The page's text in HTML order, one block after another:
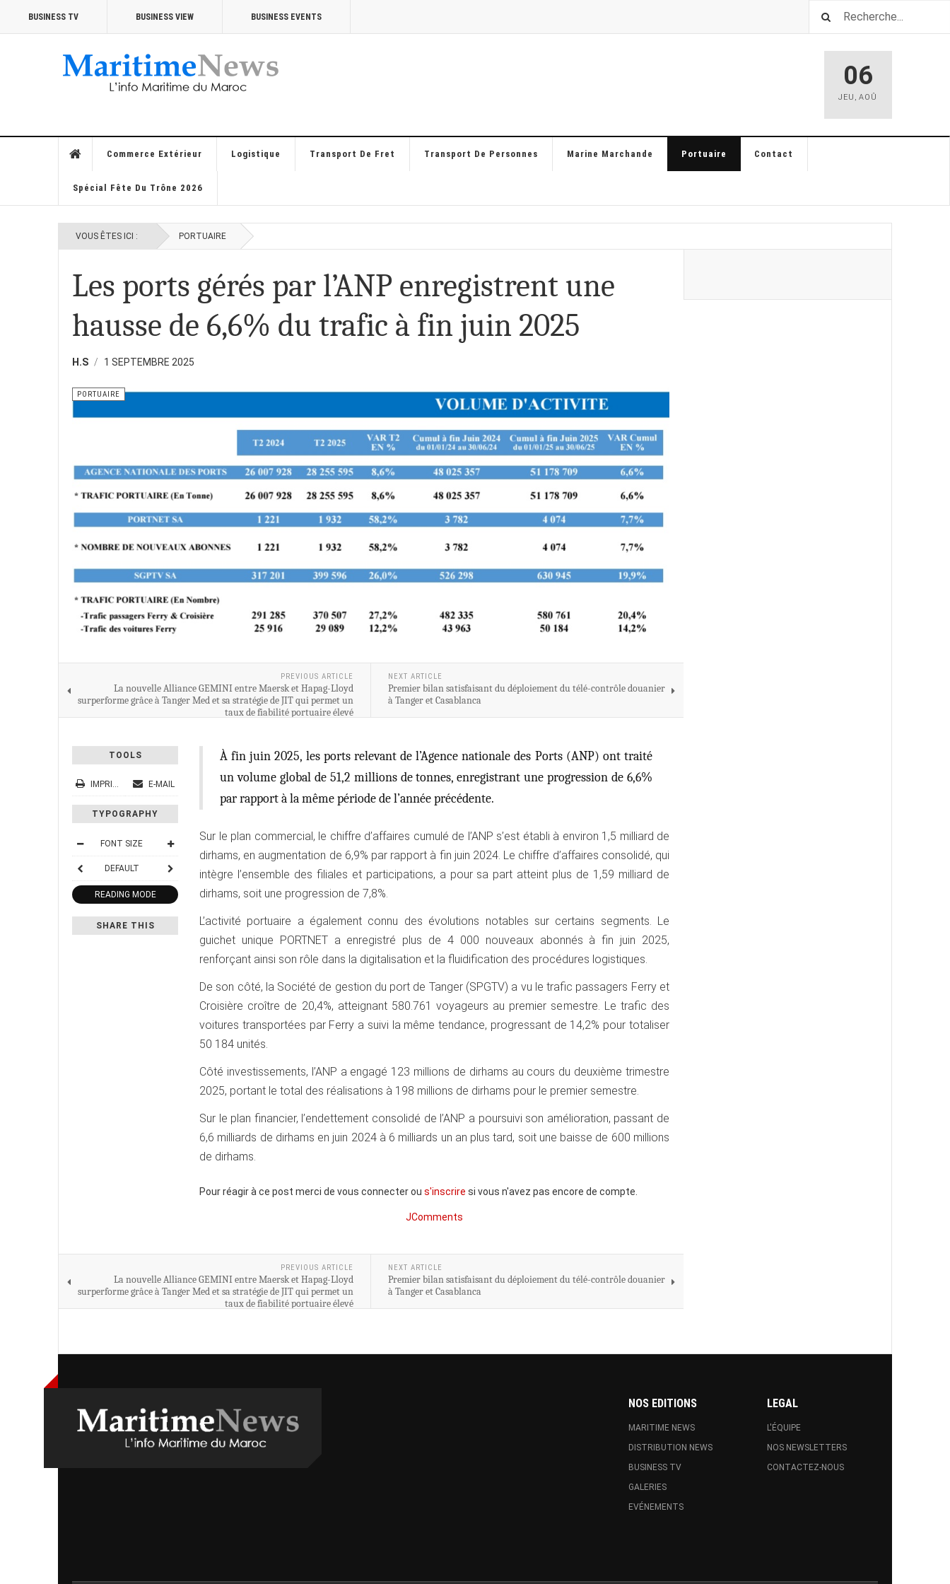
BUSINESS TV BUSINESS VIEW BUSINESS EVENTS
06
JEU ,AOÛ
Commerce Extérieur Logistique Transport De Fret Transport De Personnes Marine Marchande Portuaire Contact
Spécial Fête Du Trône 2026
VOUS ÊTES ICI : PORTUAIRE
Les ports gérés par l’ANP enregistrent une
hausse de 6,6% du trafic à fin juin 2025
H.S 1 SEPTEMBRE 2025
PORTUAIRE
PREVIOUS ARTICLE
La nouvelle Alliance GEMINI entre Maersk et Hapag-Lloyd
surperforme grâce à Tanger Med et sa stratégie de JIT qui permet un
taux de fiabilité portuaire élevé
NEXT ARTICLE
Premier bilan satisfaisant du déploiement du télé-contrôle douanier
à Tanger et Casablanca
TOOLS
IMPRIMER E-MAIL
TYPOGRAPHY
FONT SIZE
DEFAULT
READING MODE
SHARE THIS
À fin juin 2025, les ports relevant de l’Agence nationale des Ports (ANP) ont traité
un volume global de 51,2 millions de tonnes, enregistrant une progression de 6,6%
par rapport à la même période de l’année précédente.
Sur le plan commercial, le chiffre d’affaires cumulé de l’ANP s’est établi à environ 1,5 milliard de
dirhams, en augmentation de 6,9% par rapport à fin juin 2024. Le chiffre d’affaires consolidé, qui
intègre l’ensemble des filiales et participations, a pour sa part atteint plus de 1,59 milliard de
dirhams, soit une progression de 7,8%.
L’activité portuaire a également connu des évolutions notables sur certains segments. Le
guichet unique PORTNET a enregistré plus de 4 000 nouveaux abonnés à fin juin 2025,
renforçant ainsi son rôle dans la digitalisation et la fluidification des procédures logistiques.
De son côté, la Société de gestion du port de Tanger (SPGTV) a vu le trafic passagers Ferry et
Croisière croître de 20,4%, atteignant 580.761 voyageurs au premier semestre. Le trafic des
voitures transportées par Ferry a suivi la même tendance, progressant de 14,2% pour totaliser
50 184 unités.
Côté investissements, l’ANP a engagé 123 millions de dirhams au cours du deuxième trimestre
2025, portant le total des réalisations à 198 millions de dirhams pour le premier semestre.
Sur le plan financier, l’endettement consolidé de l’ANP a poursuivi son amélioration, passant de
6,6 milliards de dirhams en juin 2024 à 6 milliards un an plus tard, soit une baisse de 600 millions
de dirhams.
Pour réagir à ce post merci de vous connecter ou s'inscrire si vous n'avez pas encore de compte.
JComments
PREVIOUS ARTICLE
La nouvelle Alliance GEMINI entre Maersk et Hapag-Lloyd
surperforme grâce à Tanger Med et sa stratégie de JIT qui permet un
taux de fiabilité portuaire élevé
NEXT ARTICLE
Premier bilan satisfaisant du déploiement du télé-contrôle douanier
à Tanger et Casablanca
NOS EDITIONS
MARITIME NEWS
DISTRIBUTION NEWS
BUSINESS TV
GALERIES
EVÉNEMENTS
LEGAL
L'ÉQUIPE
NOS NEWSLETTERS
CONTACTEZ-NOUS